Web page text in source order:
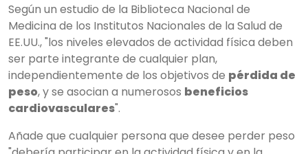
Según un estudio de la Biblioteca Nacional de
Medicina de los Institutos Nacionales de la Salud de
EE.UU., "los niveles elevados de actividad física deben
ser parte integrante de cualquier plan,
independientemente de los objetivos de pérdida de
peso, y se asocian a numerosos beneficios
cardiovasculares".
Añade que cualquier persona que desee perder peso